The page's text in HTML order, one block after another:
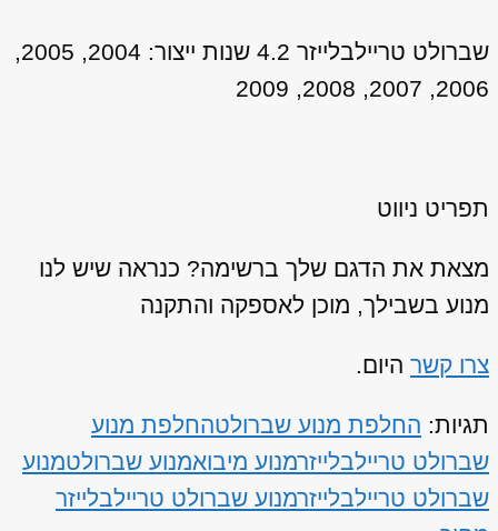
שברולט טריילבלייזר 4.2 שנות ייצור: 2004, 2005,
2006, 2007, 2008, 2009
תפריט ניווט
מצאת את הדגם שלך ברשימה? כנראה שיש לנו
מנוע בשבילך, מוכן לאספקה והתקנה
צרו קשר היום.
תגיות: החלפת מנוע שברולטהחלפת מנוע
שברולט טריילבלייזרמנוע מיבואמנוע שברולטמנוע
שברולט טריילבלייזרמנוע שברולט טריילבלייזר